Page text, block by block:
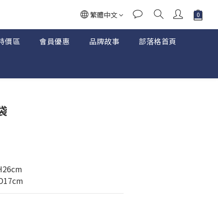
繁體中文
價區 會員優惠 品牌故事 部落格首頁